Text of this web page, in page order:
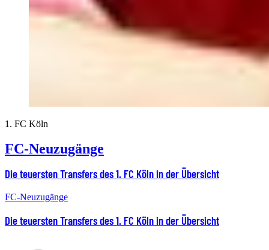
1. FC Köln
FC-Neuzugänge
Die teuersten Transfers des 1. FC Köln in der Übersicht
FC-Neuzugänge
Die teuersten Transfers des 1. FC Köln in der Übersicht